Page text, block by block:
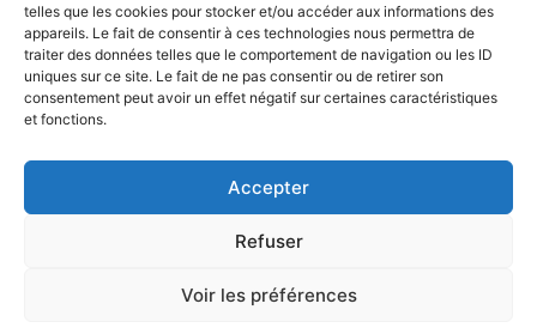
telles que les cookies pour stocker et/ou accéder aux informations des
appareils. Le fait de consentir à ces technologies nous permettra de
traiter des données telles que le comportement de navigation ou les ID
uniques sur ce site. Le fait de ne pas consentir ou de retirer son
consentement peut avoir un effet négatif sur certaines caractéristiques
et fonctions.
Accepter
Refuser
Voir les préférences
© Gouvernement du Québec, 2026
Plan du site
Accessibilité
Accès à l'information
Déclaration de services